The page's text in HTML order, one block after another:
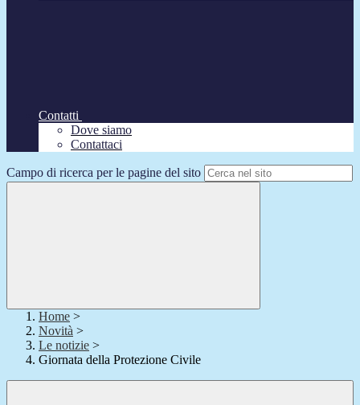
Contatti
Dove siamo
Contattaci
Campo di ricerca per le pagine del sito
Home >
Novità >
Le notizie >
Giornata della Protezione Civile